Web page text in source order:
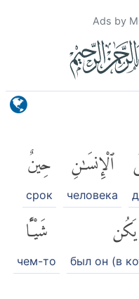
Ads by
ٱلْإِنسَٰنِ
человека
حِينٌ
срок
يَكُن
был он (в
شَيْـًٔا
чем-то